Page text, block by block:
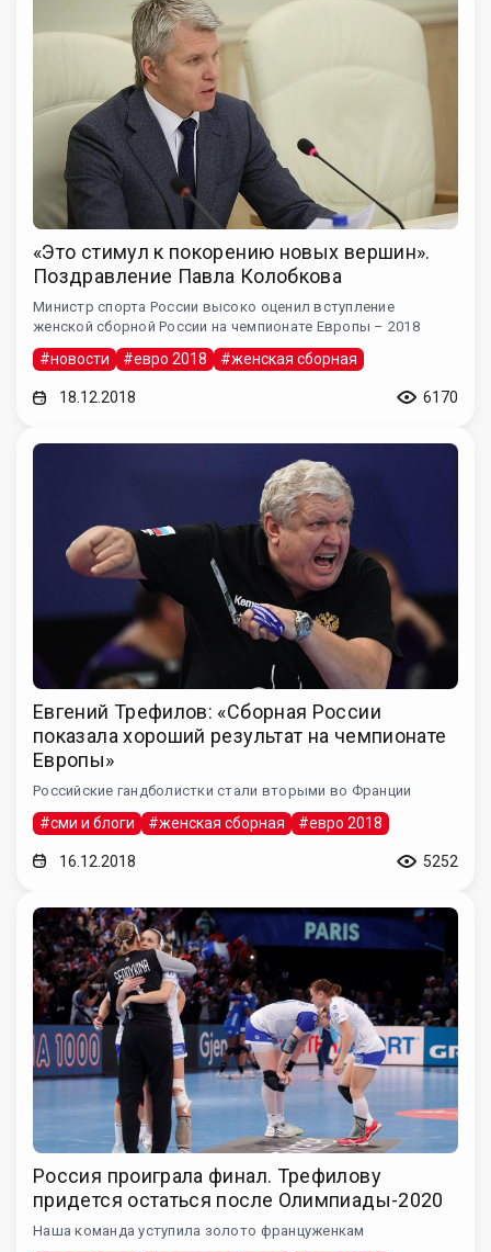
«Это стимул к покорению новых вершин».
Поздравление Павла Колобкова
Министр спорта России высоко оценил вступление
женской сборной России на чемпионате Европы – 2018
#новости #евро 2018 #женская сборная
18.12.2018 6170
Евгений Трефилов: «Сборная России
показала хороший результат на чемпионате
Европы»
Российские гандболистки стали вторыми во Франции
#сми и блоги #женская сборная #евро 2018
16.12.2018 5252
Россия проиграла финал. Трефилову
придется остаться после Олимпиады-2020
Наша команда уступила золото француженкам